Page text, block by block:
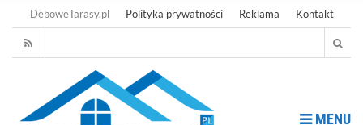
DeboweTarasy.pl Polityka prywatności Reklama Kontakt
MENU